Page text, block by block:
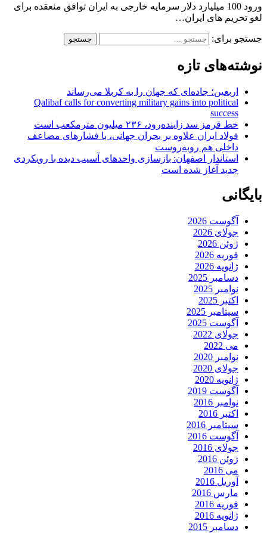
ورود 100 میلیارد دلار سرمایه خارجی به ایران توافق منعقده برای
لغو تحریم های ایران…
جستجو برای:
نوشته‌های تازه
اربعین؛ جاده‌ای که جهان را به کربلا می‌رساند
Qalibaf calls for converting military gains into political
success
خط قرمز سد زاینده‌رود، ۲۳۶ میلیون مترمکعب است
فولاد ایران علاوه بر بحران جهانی، با فشارهای مضاعف
داخلی هم روبه‌روست
استاندار اصفهان: بازسازی واحدهای آسیب دیده با رویکردی
جدید آغاز شده است
بایگانی
آگوست 2026
جولای 2026
ژوئن 2026
فوریه 2026
ژانویه 2026
دسامبر 2025
نوامبر 2025
اکتبر 2025
سپتامبر 2025
آگوست 2025
جولای 2022
می 2022
نوامبر 2020
جولای 2020
ژانویه 2020
آگوست 2019
نوامبر 2016
اکتبر 2016
سپتامبر 2016
آگوست 2016
جولای 2016
ژوئن 2016
می 2016
آوریل 2016
مارس 2016
فوریه 2016
ژانویه 2016
دسامبر 2015